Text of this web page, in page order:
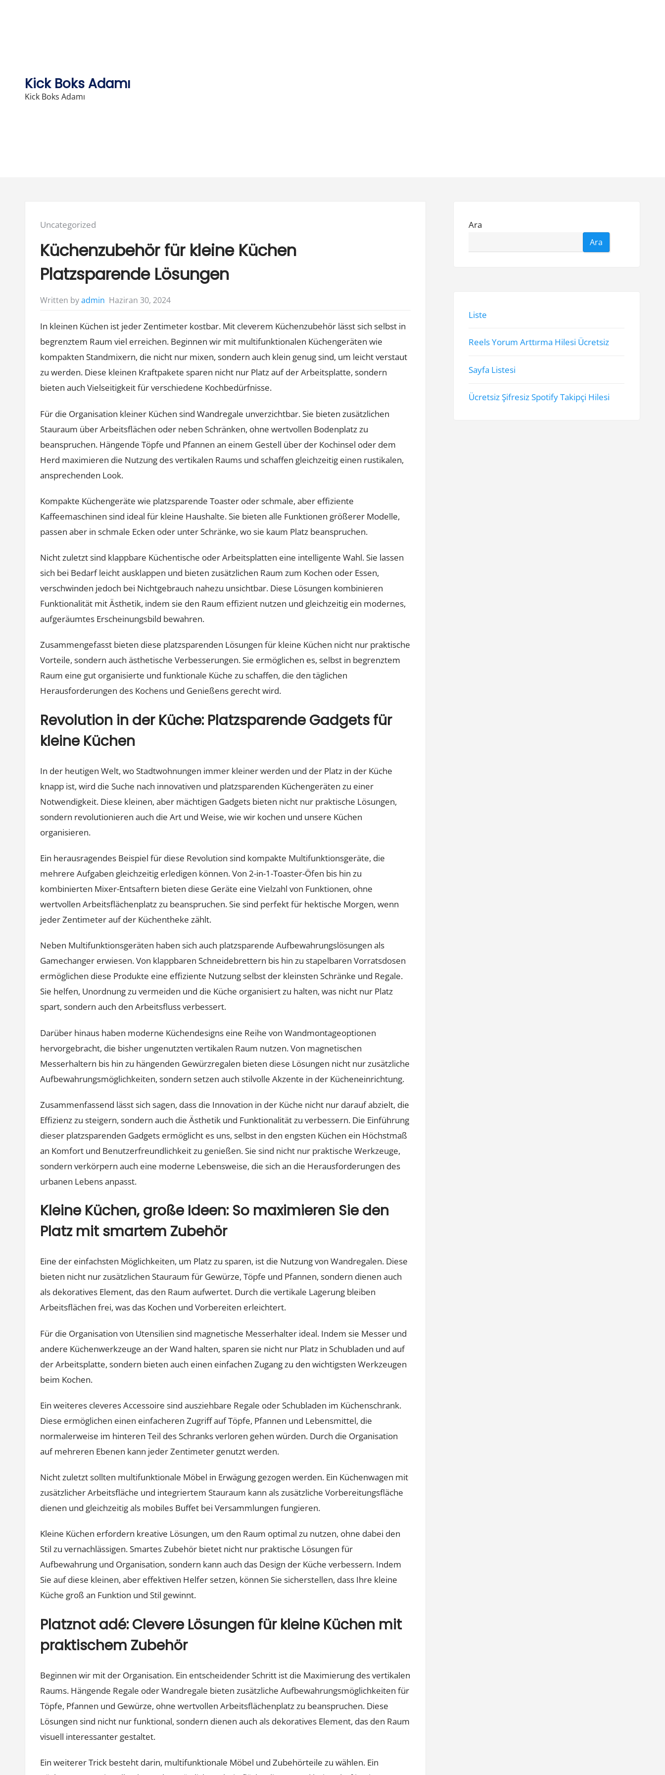
Kick Boks Adamı
Kick Boks Adamı
Posted
Uncategorized
Küchenzubehör für kleine Küchen
Platzsparende Lösungen
Written byadmin Haziran 30, 2024
In kleinen Küchen ist jeder Zentimeter kostbar. Mit cleverem Küchenzubehör lässt sich selbst in
begrenztem Raum viel erreichen. Beginnen wir mit multifunktionalen Küchengeräten wie
kompakten Standmixern, die nicht nur mixen, sondern auch klein genug sind, um leicht verstaut
zu werden. Diese kleinen Kraftpakete sparen nicht nur Platz auf der Arbeitsplatte, sondern
bieten auch Vielseitigkeit für verschiedene Kochbedürfnisse.
Für die Organisation kleiner Küchen sind Wandregale unverzichtbar. Sie bieten zusätzlichen
Stauraum über Arbeitsflächen oder neben Schränken, ohne wertvollen Bodenplatz zu
beanspruchen. Hängende Töpfe und Pfannen an einem Gestell über der Kochinsel oder dem
Herd maximieren die Nutzung des vertikalen Raums und schaffen gleichzeitig einen rustikalen,
ansprechenden Look.
Kompakte Küchengeräte wie platzsparende Toaster oder schmale, aber effiziente
Kaffeemaschinen sind ideal für kleine Haushalte. Sie bieten alle Funktionen größerer Modelle,
passen aber in schmale Ecken oder unter Schränke, wo sie kaum Platz beanspruchen.
Nicht zuletzt sind klappbare Küchentische oder Arbeitsplatten eine intelligente Wahl. Sie lassen
sich bei Bedarf leicht ausklappen und bieten zusätzlichen Raum zum Kochen oder Essen,
verschwinden jedoch bei Nichtgebrauch nahezu unsichtbar. Diese Lösungen kombinieren
Funktionalität mit Ästhetik, indem sie den Raum effizient nutzen und gleichzeitig ein modernes,
aufgeräumtes Erscheinungsbild bewahren.
Zusammengefasst bieten diese platzsparenden Lösungen für kleine Küchen nicht nur praktische
Vorteile, sondern auch ästhetische Verbesserungen. Sie ermöglichen es, selbst in begrenztem
Raum eine gut organisierte und funktionale Küche zu schaffen, die den täglichen
Herausforderungen des Kochens und Genießens gerecht wird.
Revolution in der Küche: Platzsparende Gadgets für
kleine Küchen
In der heutigen Welt, wo Stadtwohnungen immer kleiner werden und der Platz in der Küche
knapp ist, wird die Suche nach innovativen und platzsparenden Küchengeräten zu einer
Notwendigkeit. Diese kleinen, aber mächtigen Gadgets bieten nicht nur praktische Lösungen,
sondern revolutionieren auch die Art und Weise, wie wir kochen und unsere Küchen
organisieren.
Ein herausragendes Beispiel für diese Revolution sind kompakte Multifunktionsgeräte, die
mehrere Aufgaben gleichzeitig erledigen können. Von 2-in-1-Toaster-Öfen bis hin zu
kombinierten Mixer-Entsaftern bieten diese Geräte eine Vielzahl von Funktionen, ohne
wertvollen Arbeitsflächenplatz zu beanspruchen. Sie sind perfekt für hektische Morgen, wenn
jeder Zentimeter auf der Küchentheke zählt.
Neben Multifunktionsgeräten haben sich auch platzsparende Aufbewahrungslösungen als
Gamechanger erwiesen. Von klappbaren Schneidebrettern bis hin zu stapelbaren Vorratsdosen
ermöglichen diese Produkte eine effiziente Nutzung selbst der kleinsten Schränke und Regale.
Sie helfen, Unordnung zu vermeiden und die Küche organisiert zu halten, was nicht nur Platz
spart, sondern auch den Arbeitsfluss verbessert.
Darüber hinaus haben moderne Küchendesigns eine Reihe von Wandmontageoptionen
hervorgebracht, die bisher ungenutzten vertikalen Raum nutzen. Von magnetischen
Messerhaltern bis hin zu hängenden Gewürzregalen bieten diese Lösungen nicht nur zusätzliche
Aufbewahrungsmöglichkeiten, sondern setzen auch stilvolle Akzente in der Kücheneinrichtung.
Zusammenfassend lässt sich sagen, dass die Innovation in der Küche nicht nur darauf abzielt, die
Effizienz zu steigern, sondern auch die Ästhetik und Funktionalität zu verbessern. Die Einführung
dieser platzsparenden Gadgets ermöglicht es uns, selbst in den engsten Küchen ein Höchstmaß
an Komfort und Benutzerfreundlichkeit zu genießen. Sie sind nicht nur praktische Werkzeuge,
sondern verkörpern auch eine moderne Lebensweise, die sich an die Herausforderungen des
urbanen Lebens anpasst.
Kleine Küchen, große Ideen: So maximieren Sie den
Platz mit smartem Zubehör
Eine der einfachsten Möglichkeiten, um Platz zu sparen, ist die Nutzung von Wandregalen. Diese
bieten nicht nur zusätzlichen Stauraum für Gewürze, Töpfe und Pfannen, sondern dienen auch
als dekoratives Element, das den Raum aufwertet. Durch die vertikale Lagerung bleiben
Arbeitsflächen frei, was das Kochen und Vorbereiten erleichtert.
Für die Organisation von Utensilien sind magnetische Messerhalter ideal. Indem sie Messer und
andere Küchenwerkzeuge an der Wand halten, sparen sie nicht nur Platz in Schubladen und auf
der Arbeitsplatte, sondern bieten auch einen einfachen Zugang zu den wichtigsten Werkzeugen
beim Kochen.
Ein weiteres cleveres Accessoire sind ausziehbare Regale oder Schubladen im Küchenschrank.
Diese ermöglichen einen einfacheren Zugriff auf Töpfe, Pfannen und Lebensmittel, die
normalerweise im hinteren Teil des Schranks verloren gehen würden. Durch die Organisation
auf mehreren Ebenen kann jeder Zentimeter genutzt werden.
Nicht zuletzt sollten multifunktionale Möbel in Erwägung gezogen werden. Ein Küchenwagen mit
zusätzlicher Arbeitsfläche und integriertem Stauraum kann als zusätzliche Vorbereitungsfläche
dienen und gleichzeitig als mobiles Buffet bei Versammlungen fungieren.
Kleine Küchen erfordern kreative Lösungen, um den Raum optimal zu nutzen, ohne dabei den
Stil zu vernachlässigen. Smartes Zubehör bietet nicht nur praktische Lösungen für
Aufbewahrung und Organisation, sondern kann auch das Design der Küche verbessern. Indem
Sie auf diese kleinen, aber effektiven Helfer setzen, können Sie sicherstellen, dass Ihre kleine
Küche groß an Funktion und Stil gewinnt.
Platznot adé: Clevere Lösungen für kleine Küchen mit
praktischem Zubehör
Beginnen wir mit der Organisation. Ein entscheidender Schritt ist die Maximierung des vertikalen
Raums. Hängende Regale oder Wandregale bieten zusätzliche Aufbewahrungsmöglichkeiten für
Töpfe, Pfannen und Gewürze, ohne wertvollen Arbeitsflächenplatz zu beanspruchen. Diese
Lösungen sind nicht nur funktional, sondern dienen auch als dekoratives Element, das den Raum
visuell interessanter gestaltet.
Ein weiterer Trick besteht darin, multifunktionale Möbel und Zubehörteile zu wählen. Ein
Ara
Ara
Liste
Reels Yorum Arttırma Hilesi Ücretsiz
Sayfa Listesi
Ücretsiz Şifresiz Spotify Takipçi Hilesi